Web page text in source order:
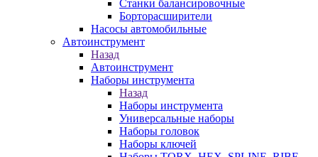
Станки балансировочные
Борторасширители
Насосы автомобильные
Автоинструмент
Назад
Автоинструмент
Наборы инструмента
Назад
Наборы инструмента
Универсальные наборы
Наборы головок
Наборы ключей